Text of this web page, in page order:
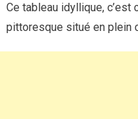
Ce tableau idyllique, c’est
pittoresque situé en plein